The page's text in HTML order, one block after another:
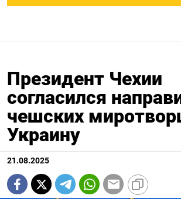
Президент Чехии
согласился
чешских
Украину
21.08.2025